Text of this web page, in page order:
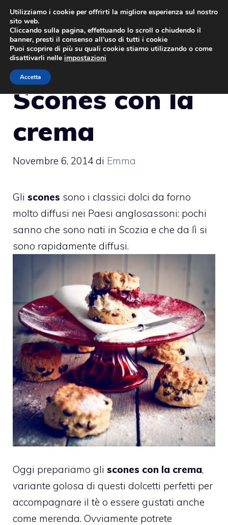
Vai
contenuto
Scones con la
crema
Novembre 6, 2014 di Emma
Gli scones sono i classici dolci da forno
molto diffusi nei Paesi anglosassoni: pochi
sanno che sono nati in Scozia e che da lì si
sono rapidamente diffusi.
Oggi prepariamo gli scones con la crema,
variante golosa di questi dolcetti perfetti per
accompagnare il tè o essere gustati anche
come merenda. Ovviamente potrete
Utilizziamo i cookie per offrirti la migliore esperienza sul nostro
sito web.
Cliccando sulla pagina, effettuando lo scroll o chiudendo il
banner, presti il consenso all’uso di tutti i cookie
Puoi scoprire di più su quali cookie stiamo utilizzando o come
disattivarli nelle impostazioni
Accetta